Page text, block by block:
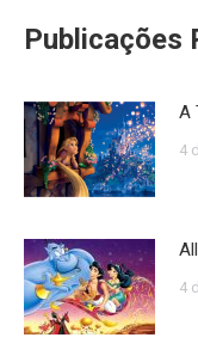
Publicações
A
4
4